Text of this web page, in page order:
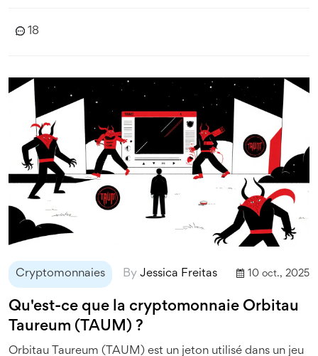
18
Cryptomonnaies By Jessica Freitas 10 oct., 2025
Qu'est-ce que la cryptomonnaie Orbitau
Taureum (TAUM) ?
Orbitau Taureum (TAUM) est un jeton utilisé dans un jeu